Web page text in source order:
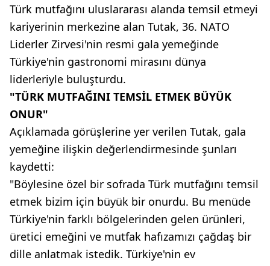
Türk mutfağını uluslararası alanda temsil etmeyi
kariyerinin merkezine alan Tutak, 36. NATO
Liderler Zirvesi'nin resmi gala yemeğinde
Türkiye'nin gastronomi mirasını dünya
liderleriyle buluşturdu.
"TÜRK MUTFAĞINI TEMSİL ETMEK BÜYÜK
ONUR"
Açıklamada görüşlerine yer verilen Tutak, gala
yemeğine ilişkin değerlendirmesinde şunları
kaydetti:
"Böylesine özel bir sofrada Türk mutfağını temsil
etmek bizim için büyük bir onurdu. Bu menüde
Türkiye'nin farklı bölgelerinden gelen ürünleri,
üretici emeğini ve mutfak hafızamızı çağdaş bir
dille anlatmak istedik. Türkiye'nin ev